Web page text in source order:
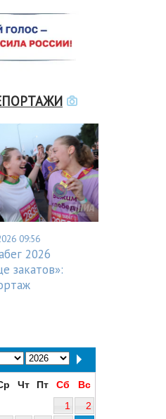
09:56
2026
закатов»:
Чт Пт Сб
Вс
1
2